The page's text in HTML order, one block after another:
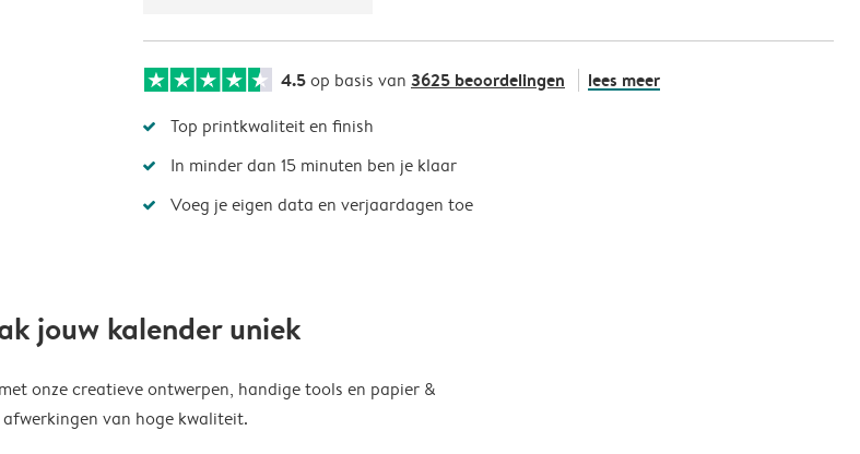
4.5op basis van 3625 beoordelingen lees meer
Top printkwaliteit en finish
In minder dan 15 minuten ben je klaar
Voeg je eigen data en verjaardagen toe
jouw kalender uniek
onze creatieve ontwerpen, handige tools en papier &
afwerkingen van hoge kwaliteit.